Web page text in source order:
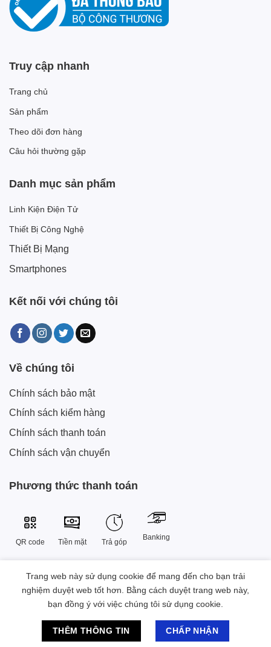
Truy cập nhanh
Trang chủ
Sản phẩm
Theo dõi đơn hàng
Câu hỏi thường gặp
Danh mục sản phẩm
Linh Kiện Điện Tử
Thiết Bị Công Nghệ
Thiết Bị Mạng
Smartphones
Kết nối với chúng tôi
Về chúng tôi
Chính sách bảo mật
Chính sách kiểm hàng
Chính sách thanh toán
Chính sách vận chuyển
Phương thức thanh toán
QR code Tiền mặt Trả góp
Banking
Chat hỗ trợ
Công Ty TNHH Công Nghệ Sáng Tạo Xtech Việt Nam
38 Đường Số 9 , Khu đô thị Vạn Phúc, Phường Hiệp Bình, Thành
phố Hồ Chí Minh, Việt Nam.
2023 © Bản quyền Sở hữu thuộc Xtech Việt Nam
Trang web này sử dụng cookie để mang đến cho bạn trải
nghiệm duyệt web tốt hơn. Bằng cách duyệt trang web này,
bạn đồng ý với việc chúng tôi sử dụng cookie.
THÊM THÔNG TIN CHẤP NHẬN